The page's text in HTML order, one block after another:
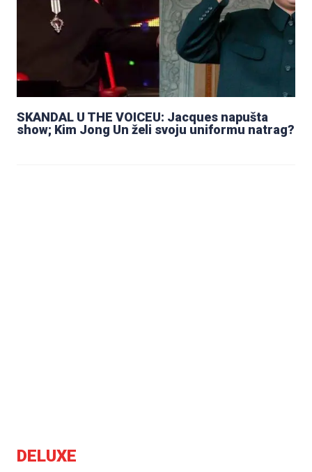
SKANDAL U THE VOICEU: Jacques napušta
show; Kim Jong Un želi svoju uniformu natrag?
DELUXE